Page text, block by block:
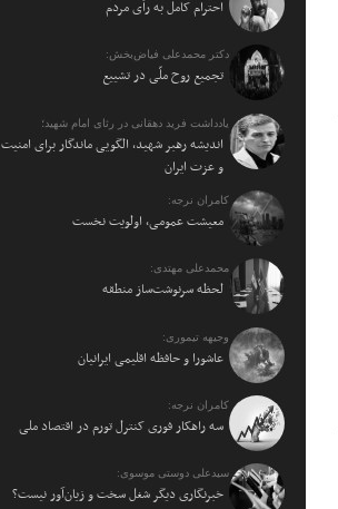
احترام کامل به رأی مردم
دکتر محمدعلی فیاض‌بخش:
تجمیع روح ملّی در تشییع
یادداشت فرید دهقانی در رثای امام شهید؛
اندیشه رهبر شهید، الگویی ماندگار برای امنیت
و عزت ایران
کامران نرجه:
معیشت عمومی، اولویت نخست
محمدعلی مهتدی:
لحظه سرنوشت‌ساز منطقه
وجیهه تیموری:
عاشورا و حافظه اقلیمی ایرانیان
کامران نرجه:
سه راهکار فوری کنترل تورم در اقتصاد ملی
سیدعلی دوستی موسوی:
خبرنگاری دیگر شغل سخت و زیان‌آور نیست؟